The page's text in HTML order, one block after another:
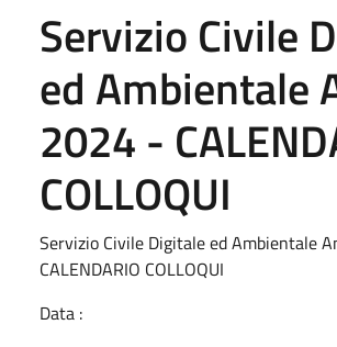
Servizio Civile
ed Ambientale
2024 -
COLLOQUI
Servizio Civile Digitale ed Ambientale
CALENDARIO COLLOQUI
Data :